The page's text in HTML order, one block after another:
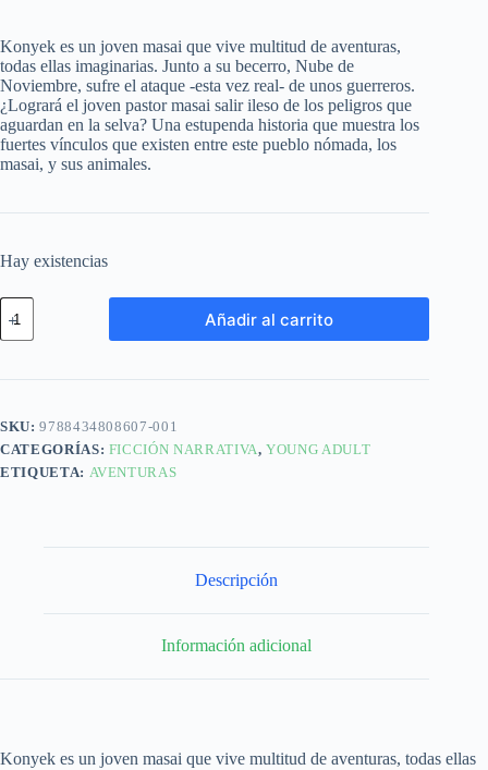
Konyek es un joven masai que vive multitud de aventuras,
todas ellas imaginarias. Junto a su becerro, Nube de
Noviembre, sufre el ataque -esta vez real- de unos guerreros.
¿Logrará el joven pastor masai salir ileso de los peligros que
aguardan en la selva? Una estupenda historia que muestra los
fuertes vínculos que existen entre este pueblo nómada, los
masai, y sus animales.
Hay existencias
Añadir al carrito
SKU:9788434808607-001
CATEGORÍAS: FICCIÓN NARRATIVA,YOUNG ADULT
ETIQUETA: AVENTURAS
Descripción
Información adicional
Konyek es un joven masai que vive multitud de aventuras, todas ellas